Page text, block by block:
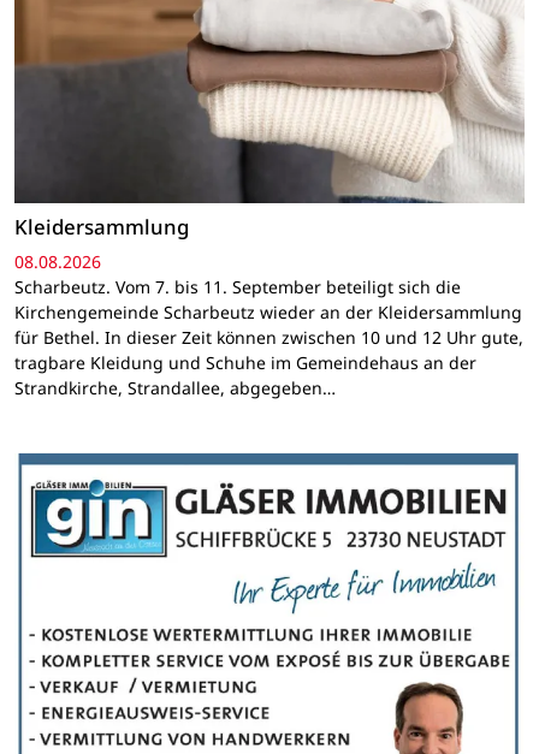
Kleidersammlung
08.08.2026
Scharbeutz. Vom 7. bis 11. September beteiligt sich die
Kirchengemeinde Scharbeutz wieder an der Kleidersammlung
für Bethel. In dieser Zeit können zwischen 10 und 12 Uhr gute,
tragbare Kleidung und Schuhe im Gemeindehaus an der
Strandkirche, Strandallee, abgegeben…